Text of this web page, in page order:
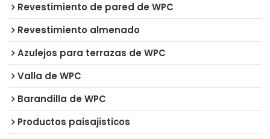
Revestimiento de pared de WPC
Revestimiento almenado
Azulejos para terrazas de WPC
Valla de WPC
Barandilla de WPC
Productos paisajísticos